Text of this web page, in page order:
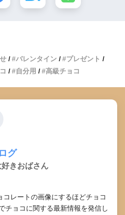
バレンタイン
プレゼント
自分用 高級チョコ
グ
きおばさん
レートの画像にするほどチョコ
チョコに関する最新情報を発信し